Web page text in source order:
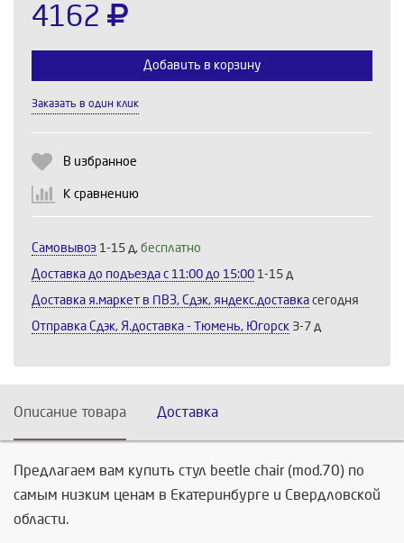
4162
Добавить в корзину
Заказать в один клик
В избранное
К сравнению
Самовывоз 1-15 д, бесплатно
Доставка до подъезда c 11:00 до 15:00 1-15 д
Доставка я.маркет в ПВЗ, Сдэк, яндекс.доставка сегодня
Отправка Сдэк, Я.доставка - Тюмень, Югорск 3-7 д
Описание товара Доставка
Предлагаем вам купить стул beetle chair (mod.70) по
самым низким ценам в Екатеринбурге и Свердловской
области.